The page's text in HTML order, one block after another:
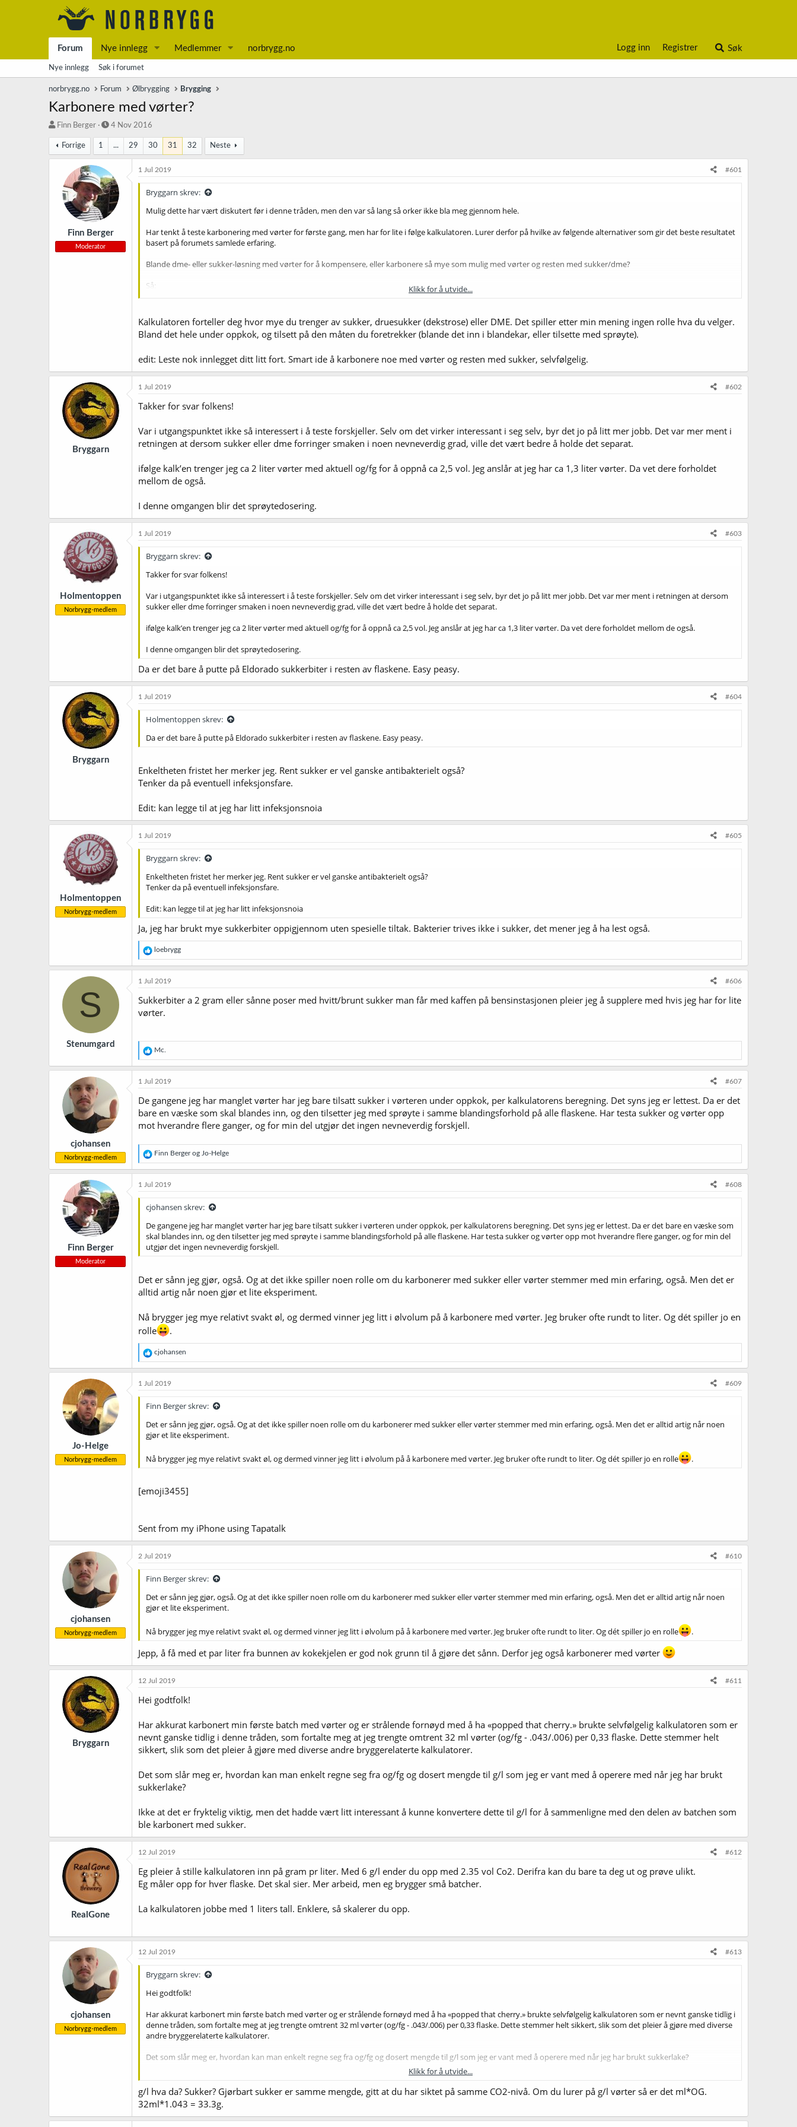
Forum Nye innlegg Medlemmer norbrygg.no Logg inn Registrer Søk
Nye innlegg Søk i forumet
norbrygg.no Forum Ølbrygging Brygging
Karbonere med vørter?
T
å
d
Finn Berger
S
a
r
d
a
t
o
4 Nov 2016
Forrige 1 ... 29 30 31 32 Neste
Finn Berger
Moderator
1 Jul 2019 #601
Bryggarn skrev:
Mulig dette har vært diskutert før i denne tråden, men den var så lang så orker ikke bla meg gjennom hele.
Har tenkt å teste karbonering med vørter for første gang, men har for lite i følge kalkulatoren. Lurer derfor på hvilke av følgende alternativer som gir det beste resultatet
basert på forumets samlede erfaring.
Blande dme- eller sukker-løsning med vørter for å kompensere, eller karbonere så mye som mulig med vørter og resten med sukker/dme?
Så:
Og
Takker for svar.
Klikk for å utvide...
Kalkulatoren forteller deg hvor mye du trenger av sukker, druesukker (dekstrose) eller DME. Det spiller etter min mening ingen rolle hva du velger.
Bland det hele under oppkok, og tilsett på den måten du foretrekker (blande det inn i blandekar, eller tilsette med sprøyte).
edit: Leste nok innlegget ditt litt fort. Smart ide å karbonere noe med vørter og resten med sukker, selvfølgelig.
Bryggarn
1 Jul 2019 #602
Takker for svar folkens!
Var i utgangspunktet ikke så interessert i å teste forskjeller. Selv om det virker interessant i seg selv, byr det jo på litt mer jobb. Det var mer ment i
retningen at dersom sukker eller dme forringer smaken i noen nevneverdig grad, ville det vært bedre å holde det separat.
ifølge kalk’en trenger jeg ca 2 liter vørter med aktuell og/fg for å oppnå ca 2,5 vol. Jeg anslår at jeg har ca 1,3 liter vørter. Da vet dere forholdet
mellom de også.
I denne omgangen blir det sprøytedosering.
Holmentoppen
Norbrygg-medlem
1 Jul 2019 #603
Bryggarn skrev:
Takker for svar folkens!
Var i utgangspunktet ikke så interessert i å teste forskjeller. Selv om det virker interessant i seg selv, byr det jo på litt mer jobb. Det var mer ment i retningen at dersom
sukker eller dme forringer smaken i noen nevneverdig grad, ville det vært bedre å holde det separat.
ifølge kalk’en trenger jeg ca 2 liter vørter med aktuell og/fg for å oppnå ca 2,5 vol. Jeg anslår at jeg har ca 1,3 liter vørter. Da vet dere forholdet mellom de også.
I denne omgangen blir det sprøytedosering.
Da er det bare å putte på Eldorado sukkerbiter i resten av flaskene. Easy peasy.
Bryggarn
1 Jul 2019 #604
Holmentoppen skrev:
Da er det bare å putte på Eldorado sukkerbiter i resten av flaskene. Easy peasy.
Enkeltheten fristet her merker jeg. Rent sukker er vel ganske antibakterielt også?
Tenker da på eventuell infeksjonsfare.
Edit: kan legge til at jeg har litt infeksjonsnoia
Holmentoppen
Norbrygg-medlem
1 Jul 2019 #605
Bryggarn skrev:
Enkeltheten fristet her merker jeg. Rent sukker er vel ganske antibakterielt også?
Tenker da på eventuell infeksjonsfare.
Edit: kan legge til at jeg har litt infeksjonsnoia
Ja, jeg har brukt mye sukkerbiter oppigjennom uten spesielle tiltak. Bakterier trives ikke i sukker, det mener jeg å ha lest også.
R
e
a
k
j
o
n
:
loebrygg
S
Stenumgard
1 Jul 2019 #606
Sukkerbiter a 2 gram eller sånne poser med hvitt/brunt sukker man får med kaffen på bensinstasjonen pleier jeg å supplere med hvis jeg har for lite
vørter.
R
e
a
k
o
n
e
:
Mc.
cjohansen
Norbrygg-medlem
1 Jul 2019 #607
De gangene jeg har manglet vørter har jeg bare tilsatt sukker i vørteren under oppkok, per kalkulatorens beregning. Det syns jeg er lettest. Da er det
bare en væske som skal blandes inn, og den tilsetter jeg med sprøyte i samme blandingsforhold på alle flaskene. Har testa sukker og vørter opp
mot hverandre flere ganger, og for min del utgjør det ingen nevneverdig forskjell.
R
e
a
k
j
o
e
r
:
Finn Bergerog Jo-Helge
Finn Berger
Moderator
1 Jul 2019 #608
cjohansen skrev:
De gangene jeg har manglet vørter har jeg bare tilsatt sukker i vørteren under oppkok, per kalkulatorens beregning. Det syns jeg er lettest. Da er det bare en væske som
skal blandes inn, og den tilsetter jeg med sprøyte i samme blandingsforhold på alle flaskene. Har testa sukker og vørter opp mot hverandre flere ganger, og for min del
utgjør det ingen nevneverdig forskjell.
Det er sånn jeg gjør, også. Og at det ikke spiller noen rolle om du karbonerer med sukker eller vørter stemmer med min erfaring, også. Men det er
alltid artig når noen gjør et lite eksperiment.
Nå brygger jeg mye relativt svakt øl, og dermed vinner jeg litt i ølvolum på å karbonere med vørter. Jeg bruker ofte rundt to liter. Og dét spiller jo en
rolle
.
R
e
a
k
j
o
e
r
cjohansen
Jo-Helge
Norbrygg-medlem
1 Jul 2019 #609
Finn Berger skrev:
Det er sånn jeg gjør, også. Og at det ikke spiller noen rolle om du karbonerer med sukker eller vørter stemmer med min erfaring, også. Men det er alltid artig når noen
gjør et lite eksperiment.
Nå brygger jeg mye relativt svakt øl, og dermed vinner jeg litt i ølvolum på å karbonere med vørter. Jeg bruker ofte rundt to liter. Og dét spiller jo en rolle .
[emoji3455]
Sent from my iPhone using Tapatalk
cjohansen
Norbrygg-medlem
2 Jul 2019 #610
Finn Berger skrev:
Det er sånn jeg gjør, også. Og at det ikke spiller noen rolle om du karbonerer med sukker eller vørter stemmer med min erfaring, også. Men det er alltid artig når noen
gjør et lite eksperiment.
Nå brygger jeg mye relativt svakt øl, og dermed vinner jeg litt i ølvolum på å karbonere med vørter. Jeg bruker ofte rundt to liter. Og dét spiller jo en rolle .
Jepp, å få med et par liter fra bunnen av kokekjelen er god nok grunn til å gjøre det sånn. Derfor jeg også karbonerer med vørter
Bryggarn
12 Jul 2019 #611
Hei godtfolk!
Har akkurat karbonert min første batch med vørter og er strålende fornøyd med å ha «popped that cherry.» brukte selvfølgelig kalkulatoren som er
nevnt ganske tidlig i denne tråden, som fortalte meg at jeg trengte omtrent 32 ml vørter (og/fg - .043/.006) per 0,33 flaske. Dette stemmer helt
sikkert, slik som det pleier å gjøre med diverse andre bryggerelaterte kalkulatorer.
Det som slår meg er, hvordan kan man enkelt regne seg fra og/fg og dosert mengde til g/l som jeg er vant med å operere med når jeg har brukt
sukkerlake?
Ikke at det er fryktelig viktig, men det hadde vært litt interessant å kunne konvertere dette til g/l for å sammenligne med den delen av batchen som
ble karbonert med sukker.
RealGone
12 Jul 2019 #612
Eg pleier å stille kalkulatoren inn på gram pr liter. Med 6 g/l ender du opp med 2.35 vol Co2. Derifra kan du bare ta deg ut og prøve ulikt.
Eg måler opp for hver flaske. Det skal sier. Mer arbeid, men eg brygger små batcher.
La kalkulatoren jobbe med 1 liters tall. Enklere, så skalerer du opp.
cjohansen
Norbrygg-medlem
12 Jul 2019 #613
Bryggarn skrev:
Hei godtfolk!
Har akkurat karbonert min første batch med vørter og er strålende fornøyd med å ha «popped that cherry.» brukte selvfølgelig kalkulatoren som er nevnt ganske tidlig i
denne tråden, som fortalte meg at jeg trengte omtrent 32 ml vørter (og/fg - .043/.006) per 0,33 flaske. Dette stemmer helt sikkert, slik som det pleier å gjøre med diverse
andre bryggerelaterte kalkulatorer.
Det som slår meg er, hvordan kan man enkelt regne seg fra og/fg og dosert mengde til g/l som jeg er vant med å operere med når jeg har brukt sukkerlake?
Ikke at det er fryktelig viktig, men det hadde vært litt interessant å kunne konvertere dette til g/l for å sammenligne med den delen av batchen som ble karbonert med
sukker.
Klikk for å utvide...
g/l hva da? Sukker? Gjørbart sukker er samme mengde, gitt at du har siktet på samme CO2-nivå. Om du lurer på g/l vørter så er det ml*OG.
32ml*1.043 = 33.3g.